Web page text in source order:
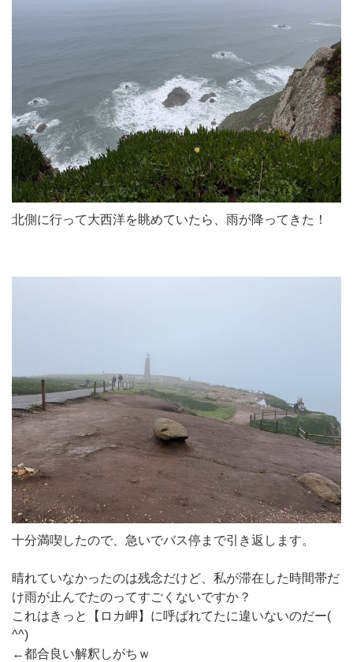
北側に行って大西洋を眺めていたら、雨が降ってきた！
十分満喫したので、急いでバス停まで引き返します。
晴れていなかったのは残念だけど、私が滞在した時間帯だ
け雨が止んでたのってすごくないですか？
これはきっと【ロカ岬】に呼ばれてたに違いないのだー(
^^)
←都合良い解釈しがちｗ